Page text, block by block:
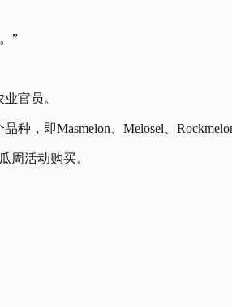
”
官员。
即Masmelon、Melosel、
周活动购买。